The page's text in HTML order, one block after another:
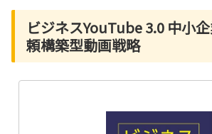
ビジネスYouTube 3.0 中小
頼構築型動画戦略